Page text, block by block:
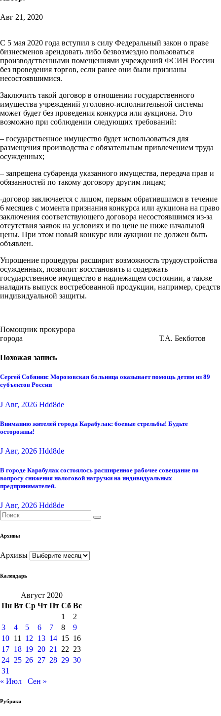
Авг 21, 2020
С 5 мая 2020 года вступил в силу Федеральный закон о праве
бизнесменов арендовать либо безвозмездно пользоваться
производственными помещениями учреждений ФСИН России
без проведения торгов, если ранее они были признаны
несостоявшимися.
Заключить такой договор в отношении государственного
имущества учреждений уголовно-исполнительной системы
может будет без проведения конкурса или аукциона. Это
возможно при соблюдении следующих требований:
– государственное имущество будет использоваться для
размещения производства с обязательным привлечением труда
осужденных;
– запрещена субаренда указанного имущества, передача прав и
обязанностей по такому договору другим лицам;
-договор заключается с лицом, первым обратившимся в течение
6 месяцев с момента признания конкурса или аукциона на право
заключения соответствующего договора несостоявшимся из-за
отсутствия заявок на условиях и по цене не ниже начальной
цены. При этом новый конкурс или аукцион не должен быть
объявлен.
Упрощение процедуры расширит возможность трудоустройства
осужденных, позволит восстановить и содержать
государственное имущество в надлежащем состоянии, а также
наладить выпуск востребованной продукции, например, средств
индивидуальной защиты.
Помощник прокурора
города Т.А. Бекботов
Похожая запись
Сергей Собянин: Морозовская больница оказывает помощь детям из 89
субъектов России
J Авг, 2026 Hdd8de
Вниманию жителей города Карабулак: боевые стрельбы! Будьте
осторожны!
J Авг, 2026 Hdd8de
В городе Карабулак состоялось расширенное рабочее совещание по
вопросу снижения налоговой нагрузки на индивидуальных
предпринимателей.
J Авг, 2026 Hdd8de
Архивы
Архивы
Календарь
Август 2020
Пн Вт Ср Чт Пт Сб Вс
1
2
3
4 5 6 7 8
9
10 11 12 13 14 15 16
17 18 19 20 21 22 23
24 25 26 27 28 29 30
31
« Июл
Сен »
Рубрики